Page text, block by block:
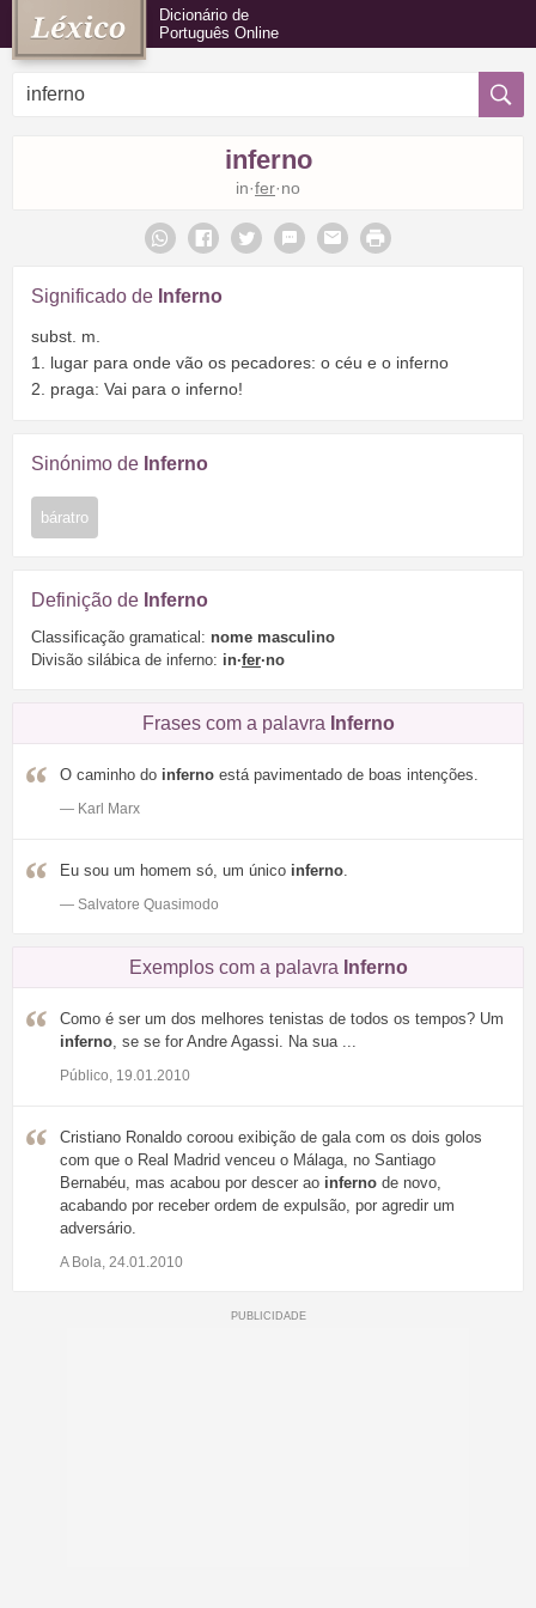
Dicionário de
Português Online
inferno
in·fer·no
Significado de Inferno
subst. m.
1. lugar para onde vão os pecadores: o céu e o inferno
2. praga: Vai para o inferno!
Sinónimo de Inferno
báratro
Definição de Inferno
Classificação gramatical: nome masculino
Divisão silábica de inferno: in·fer·no
Frases com a palavra Inferno
O caminho do inferno está pavimentado de boas intenções.
— Karl Marx
Eu sou um homem só, um único inferno.
— Salvatore Quasimodo
Exemplos com a palavra Inferno
Como é ser um dos melhores tenistas de todos os tempos? Um
inferno, se se for Andre Agassi. Na sua ...
Público, 19.01.2010
Cristiano Ronaldo coroou exibição de gala com os dois golos
com que o Real Madrid venceu o Málaga, no Santiago
Bernabéu, mas acabou por descer ao inferno de novo,
acabando por receber ordem de expulsão, por agredir um
adversário.
A Bola, 24.01.2010